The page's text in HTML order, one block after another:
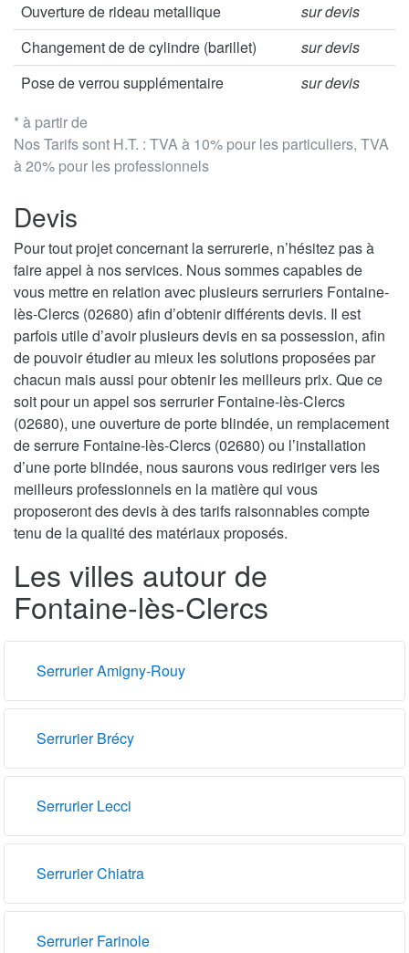
* à partir de
Nos Tarifs sont H.T. : TVA à 10% pour les particuliers, TVA
à 20% pour les professionnels
Ouverture de rideau metallique
sur devis
Changement de de cylindre (barillet)
sur devis
Pose de verrou supplémentaire
sur devis
Devis
Pour tout projet concernant la serrurerie, n’hésitez pas à
faire appel à nos services. Nous sommes capables de
vous mettre en relation avec plusieurs serruriers Fontaine-
lès-Clercs (02680) afin d’obtenir différents devis. Il est
parfois utile d’avoir plusieurs devis en sa possession, afin
de pouvoir étudier au mieux les solutions proposées par
chacun mais aussi pour obtenir les meilleurs prix. Que ce
soit pour un appel sos serrurier Fontaine-lès-Clercs
(02680), une ouverture de porte blindée, un remplacement
de serrure Fontaine-lès-Clercs (02680) ou l’installation
d’une porte blindée, nous saurons vous rediriger vers les
meilleurs professionnels en la matière qui vous
proposeront des devis à des tarifs raisonnables compte
tenu de la qualité des matériaux proposés.
Les villes autour de
Fontaine-lès-Clercs
Serrurier Amigny-Rouy
Serrurier Brécy
Serrurier Lecci
Serrurier Chiatra
Serrurier Farinole